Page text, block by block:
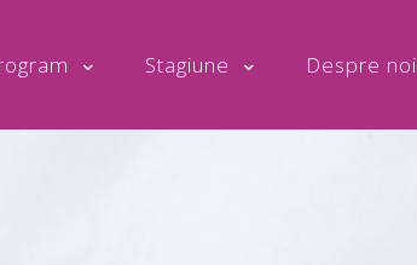
Stagiune Despre noi